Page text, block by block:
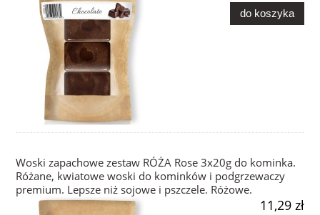
do koszyka
Woski zapachowe zestaw RÓŻA Rose 3x20g do kominka.
Różane, kwiatowe woski do kominków i podgrzewaczy
premium. Lepsze niż sojowe i pszczele. Różowe.
11,29 zł